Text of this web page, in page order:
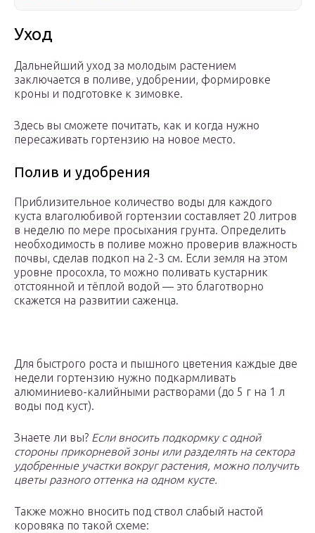
Уход
Дальнейший уход за молодым растением
заключается в поливе, удобрении, формировке
кроны и подготовке к зимовке.
Здесь вы сможете почитать, как и когда нужно
пересаживать гортензию на новое место.
Полив и удобрения
Приблизительное количество воды для каждого
куста влаголюбивой гортензии составляет 20 литров
в неделю по мере просыхания грунта. Определить
необходимость в поливе можно проверив влажность
почвы, сделав подкоп на 2-3 см. Если земля на этом
уровне просохла, то можно поливать кустарник
отстоянной и тёплой водой — это благотворно
скажется на развитии саженца.
Для быстрого роста и пышного цветения каждые две
недели гортензию нужно подкармливать
алюминиево-калийными растворами (до 5 г на 1 л
воды под куст).
Знаете ли вы? Если вносить подкормку с одной
стороны прикорневой зоны или разделять на сектора
удобренные участки вокруг растения, можно получить
цветы разного оттенка на одном кусте.
Также можно вносить под ствол слабый настой
коровяка по такой схеме: